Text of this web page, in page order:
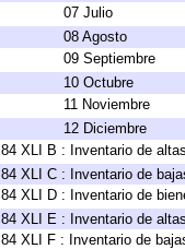
07 Julio
08 Agosto
09 Septiembre
10 Octubre
11 Noviembre
12 Diciembre
84 XLI B : Inventario de
84 XLI C : Inventario de
84 XLI D : Inventario de
84 XLI E : Inventario de
84 XLI F : Inventario de